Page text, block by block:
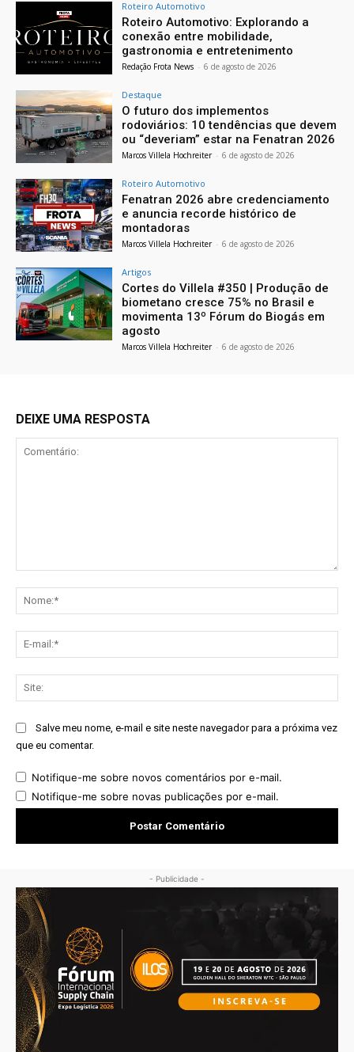
Roteiro Automotivo
Roteiro Automotivo: Explorando a
conexão entre mobilidade,
gastronomia e entretenimento
Redação Frota News - 6 de agosto de 2026
Destaque
O futuro dos implementos
rodoviários: 10 tendências que devem
ou “deveriam” estar na Fenatran 2026
Marcos Villela Hochreiter - 6 de agosto de 2026
Roteiro Automotivo
Fenatran 2026 abre credenciamento
e anuncia recorde histórico de
montadoras
Marcos Villela Hochreiter - 6 de agosto de 2026
Artigos
Cortes do Villela #350 | Produção de
biometano cresce 75% no Brasil e
movimenta 13º Fórum do Biogás em
agosto
Marcos Villela Hochreiter - 6 de agosto de 2026
DEIXE UMA RESPOSTA
Salve meu nome, e-mail e site neste navegador para a próxima vez
que eu comentar.
Notifique-me sobre novos comentários por e-mail.
Notifique-me sobre novas publicações por e-mail.
- Publicidade -